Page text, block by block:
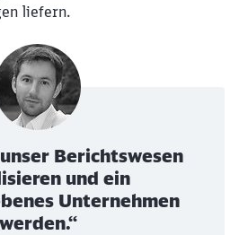
liefern.
Berichtswesen
und ein
Unternehmen
werden.“